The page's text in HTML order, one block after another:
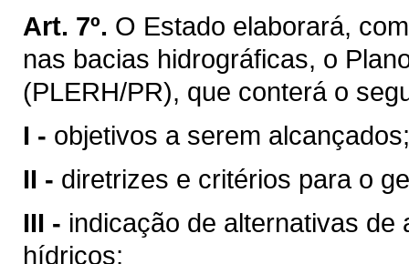
Art. 7º. O Estado elaborará,
nas bacias hidrográficas, o
(PLERH/PR), que conterá o
I - objetivos a serem alcançados;
II - diretrizes e critérios para o
III - indicação de alternativas
hídricos;